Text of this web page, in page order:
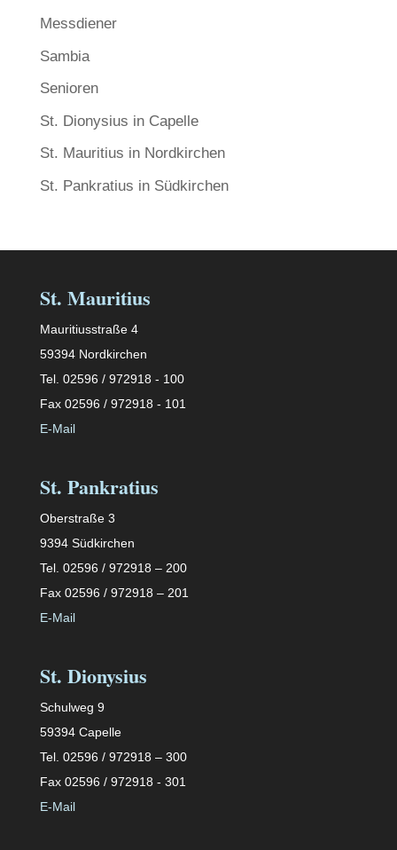
Messdiener
Sambia
Senioren
St. Dionysius in Capelle
St. Mauritius in Nordkirchen
St. Pankratius in Südkirchen
St. Mauritius
Mauritiusstraße 4
59394 Nordkirchen
Tel. 02596 / 972918 - 100
Fax 02596 / 972918 - 101
E-Mail
St. Pankratius
Oberstraße 3
9394 Südkirchen
Tel. 02596 / 972918 – 200
Fax 02596 / 972918 – 201
E-Mail
St. Dionysius
Schulweg 9
59394 Capelle
Tel. 02596 / 972918 – 300
Fax 02596 / 972918 - 301
E-Mail